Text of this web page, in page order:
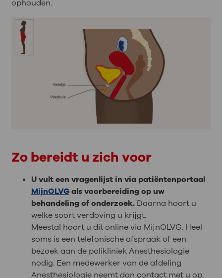
ophouden.
Zo bereidt u zich voor
U vult een vragenlijst in via patiëntenportaal
MijnOLVGals voorbereiding op uw
behandeling of onderzoek.Daarna hoort u
welke soort verdoving u krijgt.
Meestal hoort u dit online via MijnOLVG. Heel
soms is een telefonische afspraak of een
bezoek aan de polikliniek Anesthesiologie
nodig. Een medewerker van de afdeling
Anesthesiologie neemt dan contact met u op.